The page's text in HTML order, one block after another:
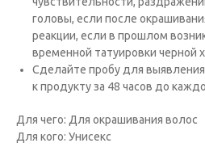
головы, если после
реакции, если в прошлом
временной татуировки черной
Сде­лайте пробу для
к продукту за 48 часов до
Для чего: Для окрашивания волос
Для кого: Унисекс